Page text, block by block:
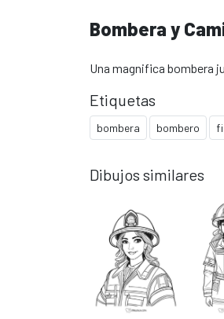
Bombera y
Una magnifica bombera
Etiquetas
bombera bombero
Dibujos similares